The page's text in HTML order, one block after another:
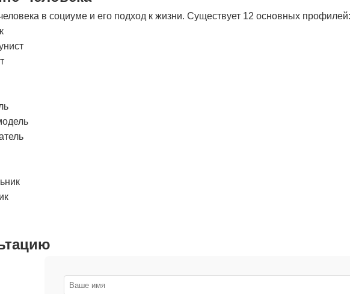
в социуме и его подход к жизни. Существует 12 основных профилей: